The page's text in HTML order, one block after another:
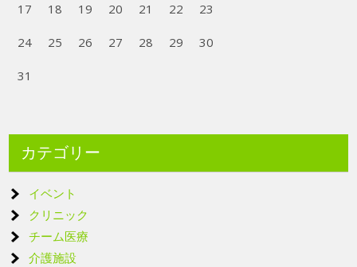
17 18 19 20 21 22 23
24 25 26 27 28 29 30
31
カテゴリー
イベント
クリニック
チーム医療
介護施設